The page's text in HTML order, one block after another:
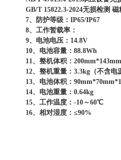
GB/T 15822.3-2024无损检测
7、防护等级：IP65/IP67
8、工作暂载率：
9、电池电压：14.8V
10、电池容量：88.8Wh
11、整机体积：
12、整机重量：3.3kg（不含电
13、电池体积：
14、电池重量：0.64kg
15、工作温度：-10～60℃
16、相对湿度：≤90%